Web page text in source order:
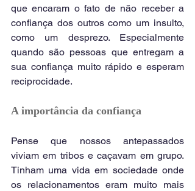
que encaram o fato de não receber a
confiança dos outros como um insulto,
como um desprezo. Especialmente
quando são pessoas que entregam a
sua confiança muito rápido e esperam
reciprocidade.
A importância da confiança
Pense que nossos antepassados
viviam em tribos e caçavam em grupo.
Tinham uma vida em sociedade onde
os relacionamentos eram muito mais